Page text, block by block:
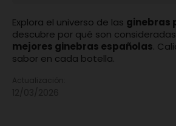
Explora el universo de las ginebras
descubre por qué son
mejores ginebras españolas.
sabor en cada botella.